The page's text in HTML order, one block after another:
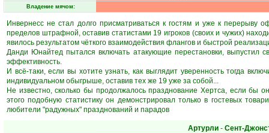
Владение мячом:
Инвернесс не стал долго присматриваться к гостям и уже к перерыву
пределов штрафной, оставив статистами 19 игроков (своих и чужих)
явилось результатом чёткого взаимодействия флангов и быстрой
Данди Юнайтед пытался включать атакующие перестановки, выпустил
эффективность.
И всё-таки, если вы хотите узнать, как выглядит уверенность тогда
индивидуальном обыгрыше, оставив тех же 19 уже за собой...
Не известно, сколько бы продолжалось празднование Хертса, если бы
этого подобную статистику он демонстрировал только в гостевых
любители "радужных" празднований и парадов
Артурли - Сент-